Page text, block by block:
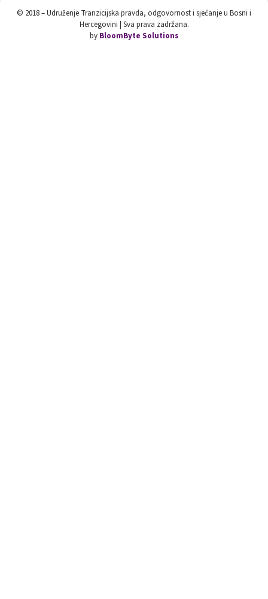
© 2018 – Udruženje Tranzicijska pravda, odgovornost i sjećanje u Bosni i
Hercegovini | Sva prava zadržana.
by BloomByte Solutions